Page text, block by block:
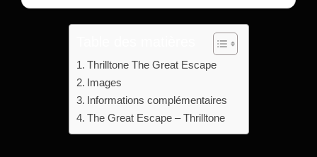
Thrilltone The Great Escape
Images
Informations complémentaires
The Great Escape – Thrilltone